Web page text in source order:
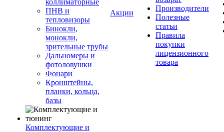
коллиматорные
ПНВ и
тепловизоры
Бинокли,
монокли,
зрительные трубы
Дальномеры и
фотоловушки
Фонари
Кронштейны,
планки, кольца,
базы
Комплектующие и
Акции
Производители
Полезные
статьи
Правила
покупки
лицензионного
товара